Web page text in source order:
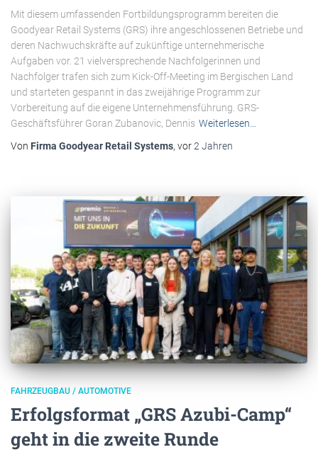
Mit diesem umfassenden Fortbildungsprogramm bereiten die
Goodyear Retail Systems (GRS) ihre angeschlossenen Betriebe und
deren Nachwuchskräfte auf zukünftige unternehmerische
Aufgaben vor. 21 vielversprechende Nachfolgerinnen und
Nachfolger trafen sich zum Kick-Off-Meeting im Bergischen Land
und starteten gespannt in das zweijährige Programm zur
Vorbereitung auf die eigene Unternehmensführung. GRS-
Geschäftsführer Goran Zubanovic, Dennis Weiterlesen…
Von Firma Goodyear Retail Systems, vor2 Jahren
FAHRZEUGBAU / AUTOMOTIVE
Erfolgsformat „GRS Azubi-Camp“
geht in die zweite Runde